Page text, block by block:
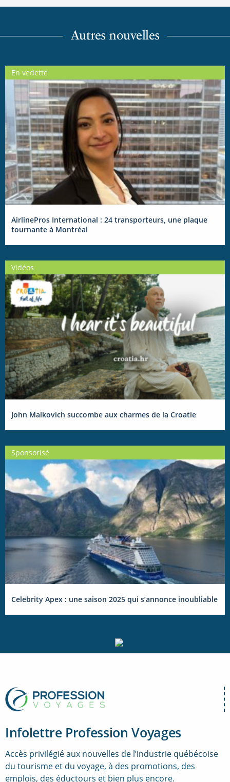
Autres nouvelles
En vedette
AirlinePros International : 24 transporteurs, une plaque
tournante à Montréal
Vidéos
John Malkovich succombe aux charmes de la Croatie
Sponsorisé
Celebrity Apex : une saison 2025 qui s’annonce inoubliable
Infolettre Profession Voyages
Accès privilégié aux nouvelles de l’industrie québécoise
du tourisme et du voyage, à des promotions, des
emplois, des éductours et bien plus encore.